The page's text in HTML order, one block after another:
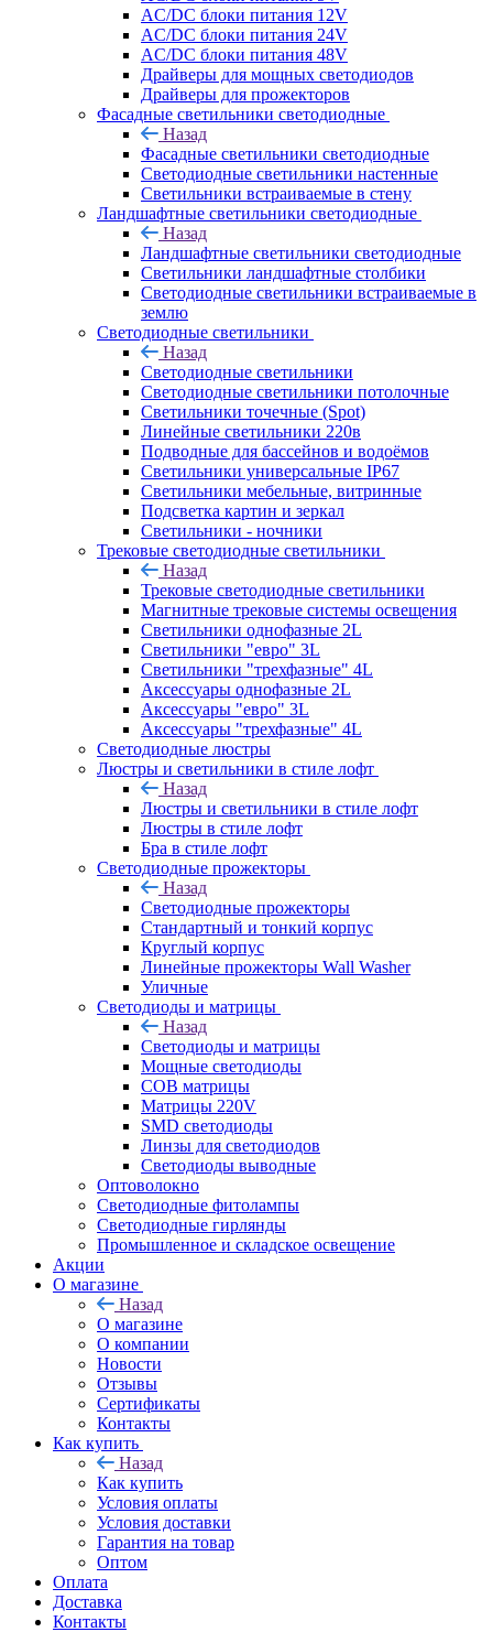
AC/DC блоки питания 12V
AC/DC блоки питания 24V
AC/DC блоки питания 48V
Драйверы для мощных светодиодов
Драйверы для прожекторов
Фасадные светильники светодиодные
Назад
Фасадные светильники светодиодные
Светодиодные светильники настенные
Светильники встраиваемые в стену
Ландшафтные светильники светодиодные
Назад
Ландшафтные светильники светодиодные
Светильники ландшафтные столбики
Светодиодные светильники встраиваемые в
землю
Светодиодные светильники
Назад
Светодиодные светильники
Светодиодные светильники потолочные
Светильники точечные (Spot)
Линейные светильники 220в
Подводные для бассейнов и водоёмов
Светильники универсальные IP67
Светильники мебельные, витринные
Подсветка картин и зеркал
Светильники - ночники
Трековые светодиодные светильники
Назад
Трековые светодиодные светильники
Магнитные трековые системы освещения
Светильники однофазные 2L
Светильники "евро" 3L
Светильники "трехфазные" 4L
Аксессуары однофазные 2L
Аксессуары "евро" 3L
Аксессуары "трехфазные" 4L
Светодиодные люстры
Люстры и светильники в стиле лофт
Назад
Люстры и светильники в стиле лофт
Люстры в стиле лофт
Бра в стиле лофт
Светодиодные прожекторы
Назад
Светодиодные прожекторы
Стандартный и тонкий корпус
Круглый корпус
Линейные прожекторы Wall Washer
Уличные
Светодиоды и матрицы
Назад
Светодиоды и матрицы
Мощные светодиоды
COB матрицы
Матрицы 220V
SMD светодиоды
Линзы для светодиодов
Светодиоды выводные
Оптоволокно
Светодиодные фитолампы
Светодиодные гирлянды
Промышленное и складское освещение
Акции
О магазине
Назад
О магазине
О компании
Новости
Отзывы
Сертификаты
Контакты
Как купить
Назад
Как купить
Условия оплаты
Условия доставки
Гарантия на товар
Оптом
Оплата
Доставка
Контакты